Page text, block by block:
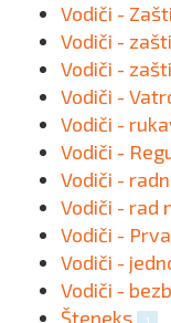
Vodiči -
Vodiči -
Vodiči -
Vodiči -
Vodiči -
Vodiči -
Vodiči -
Vodiči - rad
Vodiči -
Vodiči -
Vodiči -
Štepeks